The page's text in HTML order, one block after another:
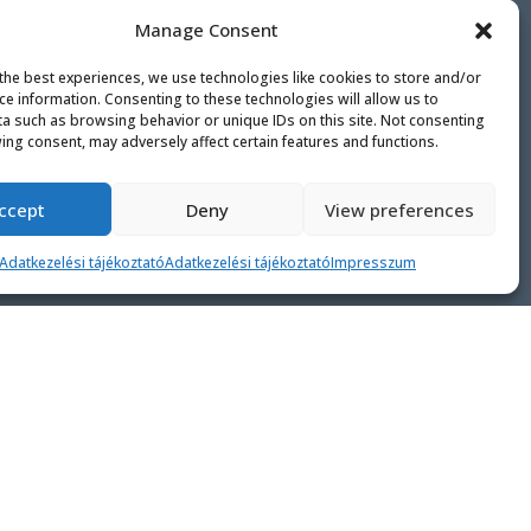
Manage Consent
best experiences, we use technologies like cookies to store and/or
information. Consenting to these technologies will allow us to
such as browsing behavior or unique IDs on this site. Not consenting
consent, may adversely affect certain features and functions.
Deny View preferences
Adatkezelési tájékoztatóAdatkezelési tájékoztatóImpresszum
 szállítás
Házhozszállítás DPD futárszolgálattal
belföldre. Az elkészült tárgyak személyes
átvétele is lehetséges.
Szállítási és átvételi információk